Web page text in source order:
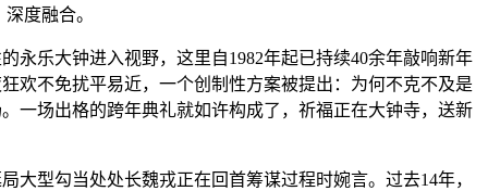
度融合。
乐大钟进入视野，这里自1982年起已持续40余年敲响新年
欢不免扰平易近，一个创制性方案被提出：为何不克不及是
一场出格的跨年典礼就如许构成了，祈福正在大钟寺，送新
型勾当处处长魏戎正在回首筹谋过程时婉言。过去14年，